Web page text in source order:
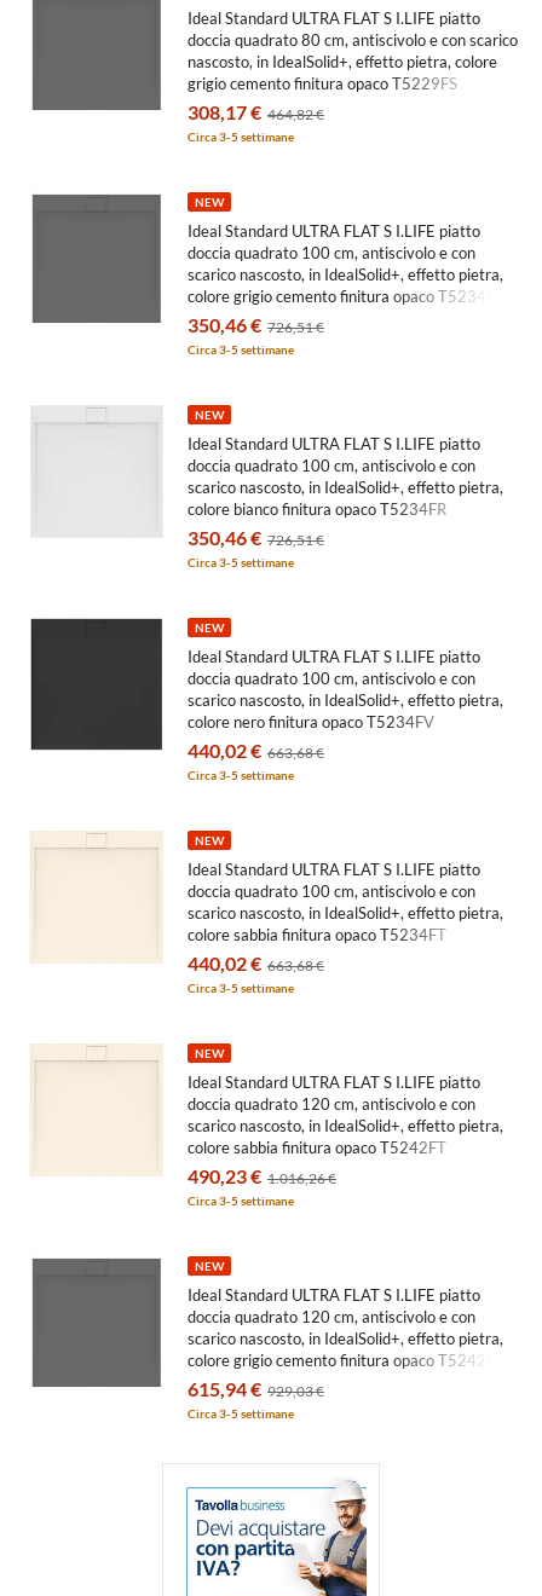
Ideal Standard ULTRA FLAT S I.LIFE piatto
doccia quadrato 80 cm, antiscivolo e con scarico
nascosto, in IdealSolid+, effetto pietra, colore
grigio cemento finitura opaco T5229FS
308,17 € 464,82 €
Circa 3-5 settimane
NEW
Ideal Standard ULTRA FLAT S I.LIFE piatto
doccia quadrato 100 cm, antiscivolo e con
scarico nascosto, in IdealSolid+, effetto pietra,
colore grigio cemento finitura opaco T5234FS
350,46 € 726,51 €
Circa 3-5 settimane
NEW
Ideal Standard ULTRA FLAT S I.LIFE piatto
doccia quadrato 100 cm, antiscivolo e con
scarico nascosto, in IdealSolid+, effetto pietra,
colore bianco finitura opaco T5234FR
350,46 € 726,51 €
Circa 3-5 settimane
NEW
Ideal Standard ULTRA FLAT S I.LIFE piatto
doccia quadrato 100 cm, antiscivolo e con
scarico nascosto, in IdealSolid+, effetto pietra,
colore nero finitura opaco T5234FV
440,02 € 663,68 €
Circa 3-5 settimane
NEW
Ideal Standard ULTRA FLAT S I.LIFE piatto
doccia quadrato 100 cm, antiscivolo e con
scarico nascosto, in IdealSolid+, effetto pietra,
colore sabbia finitura opaco T5234FT
440,02 € 663,68 €
Circa 3-5 settimane
NEW
Ideal Standard ULTRA FLAT S I.LIFE piatto
doccia quadrato 120 cm, antiscivolo e con
scarico nascosto, in IdealSolid+, effetto pietra,
colore sabbia finitura opaco T5242FT
490,23 € 1.016,26 €
Circa 3-5 settimane
NEW
Ideal Standard ULTRA FLAT S I.LIFE piatto
doccia quadrato 120 cm, antiscivolo e con
scarico nascosto, in IdealSolid+, effetto pietra,
colore grigio cemento finitura opaco T5242FS
615,94 € 929,03 €
Circa 3-5 settimane